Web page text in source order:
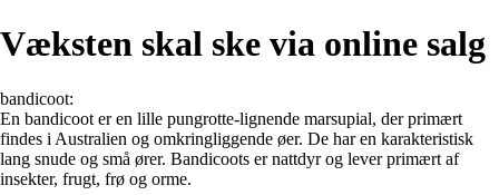
Væksten skal ske via online salg
bandicoot:
En bandicoot er en lille pungrotte-lignende marsupial, der primært
findes i Australien og omkringliggende øer. De har en karakteristisk
lang snude og små ører. Bandicoots er nattdyr og lever primært af
insekter, frugt, frø og orme.